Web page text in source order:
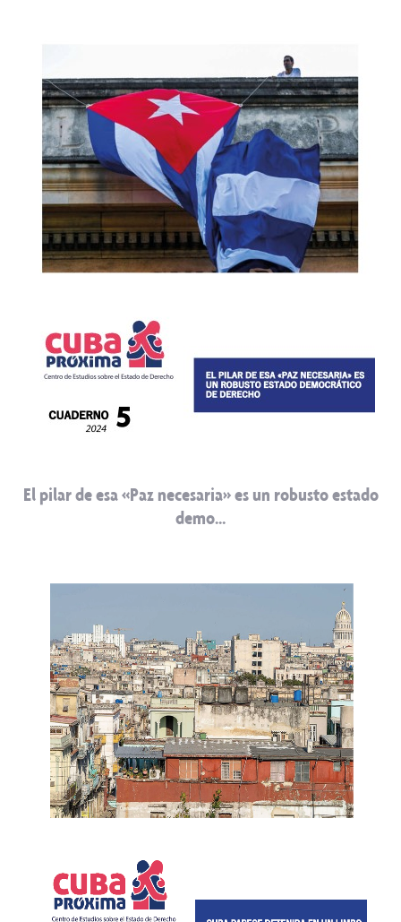
El pilar de esa «Paz necesaria» es un robusto estado
demo…